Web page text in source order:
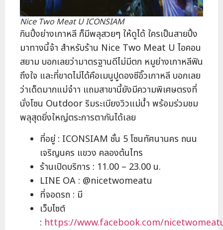
Nice Two Meat U ICONSIAM
กินปิ้งย่างเกาหลี ก็มีพลุสวยๆ ให้ดูได้ ใครเป็นสายปิ้ง
มาทางนี้จ้า สำหรับร้าน Nice Two Meat U ไอคอน
สยาม บอกเลยว่ามาตรฐานดีไม่มีตก หมูย่างเกาหลีฟิน
ถึงใจ และที่ขาดไม่ได้คือเมนูปูดองซีอิ๊วเกาหลี บอกเลย
ว่าเด็ดมากแม่จ๋าา แถมสาขานี้ยังมีความพิเศษตรงที่
นั่งโซน Outdoor ริมระเบียงวิวแม่น้ำ พร้อมร่วมชม
พลุสุดยิ่งใหญ่ตระการตากันได้เลย
ที่อยู่ : ICONSIAM ชั้น 5 โซนทัศนานคร ถนน
เจริญนคร แขวง คลองต้นไทร
ร้านเปิดบริการ : 11.00 – 23.00 น.
LINE OA : @nicetwomeatu
ที่จอดรถ : มี
เว็บไซต์
: https://www.facebook.com/